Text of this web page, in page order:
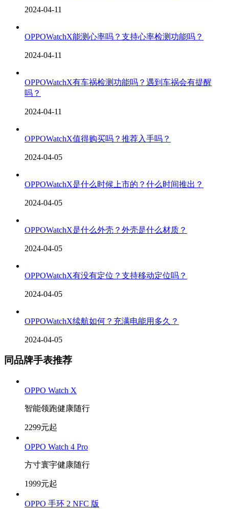
2024-04-11
OPPOWatchX能测心率吗？支持心率检测功能吗？
2024-04-11
OPPOWatchX有车祸检测功能吗？遇到车祸会有提醒
吗？
2024-04-11
OPPOWatchX值得购买吗？推荐入手吗？
2024-04-05
OPPOWatchX是什么时候上市的？什么时间推出？
2024-04-05
OPPOWatchX是什么外壳？外壳是什么材质？
2024-04-05
OPPOWatchX有没有定位？支持移动定位吗？
2024-04-05
OPPOWatchX续航如何？充满电能用多久？
2024-04-05
同品牌手表推荐
OPPO Watch X
智能领跑健康随行
2299元起
OPPO Watch 4 Pro
方寸寰宇健康随行
1999元起
OPPO 手环 2 NFC 版